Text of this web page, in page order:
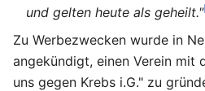
und gelten heute als geheilt."
Zu Werbezwecken wurde in
angekündigt, einen Verein mit
uns gegen Krebs i.G." zu